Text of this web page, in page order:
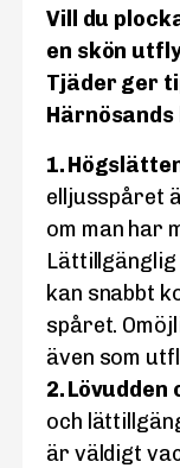
Vill du
en skön
Tjäder ger
Härnösands
1.
elljusspåret
om man har
Lättillgänglig
kan snabbt
spåret.
även som
2. Lövudden
och
är väldigt